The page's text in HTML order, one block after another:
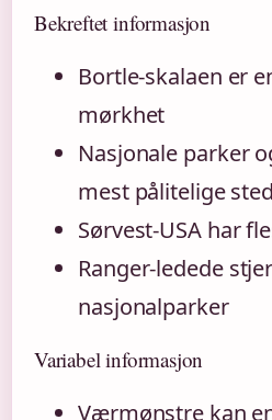
Bekreftet informasjon
Bortle-skalaen er
mørkhet
Nasjonale parker
mest pålitelige
Sørvest-USA har
Ranger-ledede
nasjonalparker
Variabel informasjon
Værmønstre kan